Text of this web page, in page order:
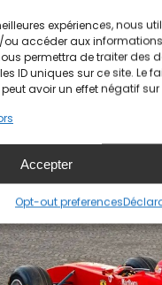
expériences, nous
ou accéder aux
permettra de traiter des
ID uniques sur ce site. Le
avoir un effet négatif
Accepter
Opt-out preferences